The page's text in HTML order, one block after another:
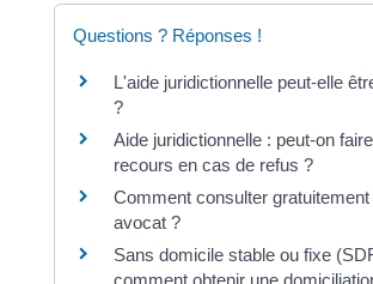
Questions ? Réponses !
L'aide juridictionnelle peut-elle
?
Aide juridictionnelle : peut-on
recours en cas de refus ?
Comment consulter gratuitement
avocat ?
Sans domicile stable ou fixe
comment obtenir une